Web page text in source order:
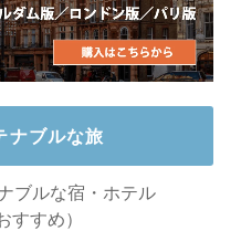
ナブルな旅
ブルな宿・ホテル
すすめ）